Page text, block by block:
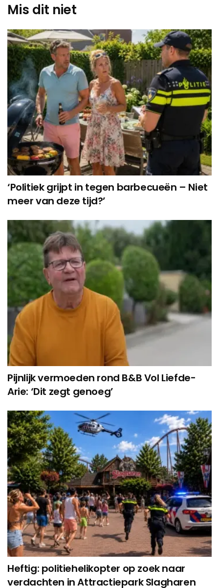
Mis dit niet
‘Politiek grijpt in tegen barbecueën – Niet
meer van deze tijd?’
Pijnlijk vermoeden rond B&B Vol Liefde-
Arie: ‘Dit zegt genoeg’
Heftig: politiehelikopter op zoek naar
verdachten in Attractiepark Slagharen